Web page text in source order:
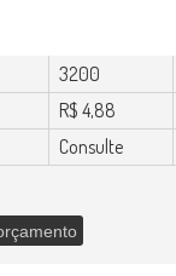
3200
R$ 4,88
Consulte